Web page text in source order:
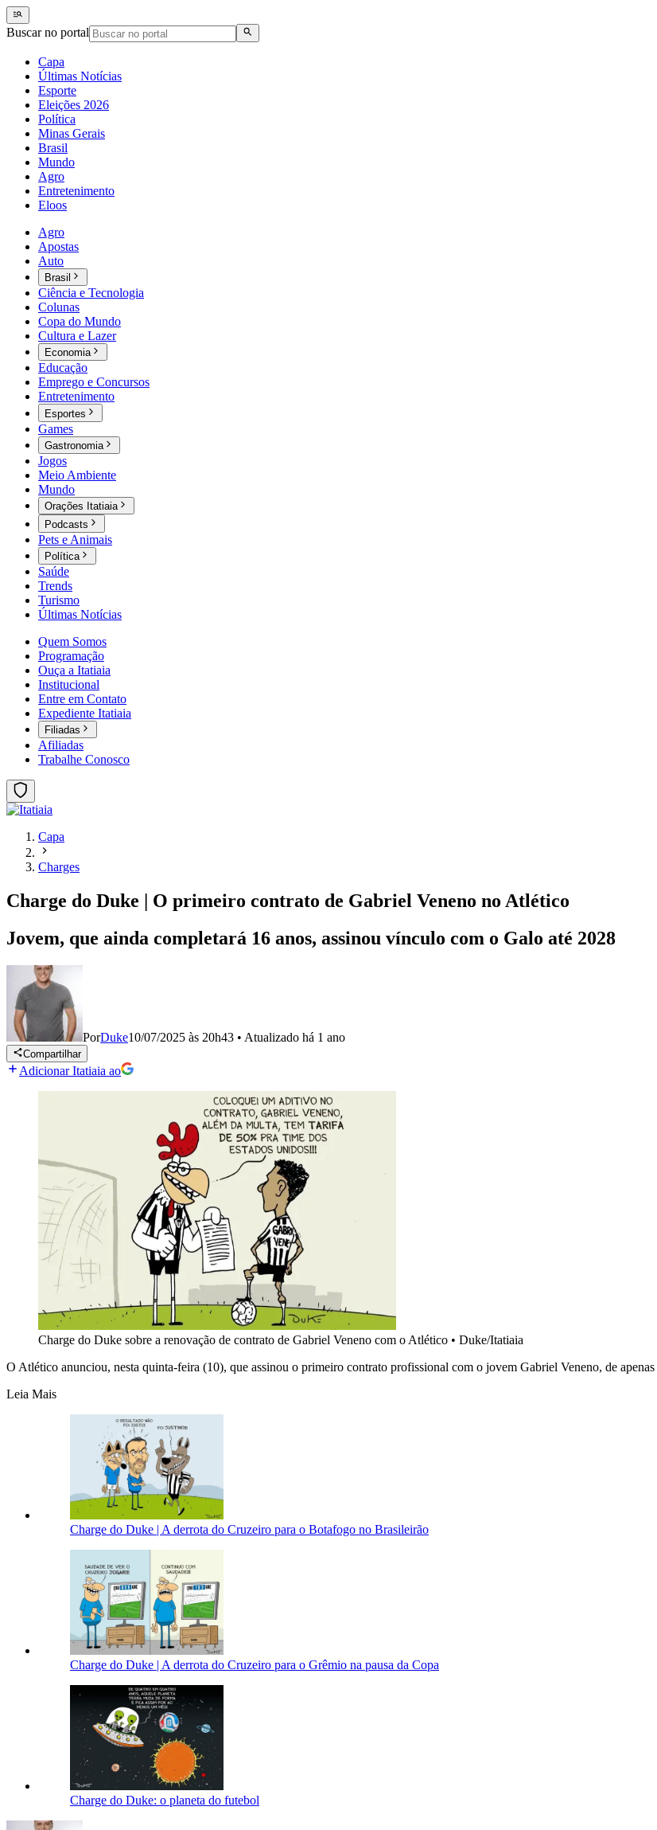
Buscar no portal
Capa
Últimas Notícias
Esporte
Eleições 2026
Política
Minas Gerais
Brasil
Mundo
Agro
Entretenimento
Eloos
Agro
Apostas
Auto
Brasil
Ciência e Tecnologia
Colunas
Copa do Mundo
Cultura e Lazer
Economia
Educação
Emprego e Concursos
Entretenimento
Esportes
Games
Gastronomia
Jogos
Meio Ambiente
Mundo
Orações Itatiaia
Podcasts
Pets e Animais
Política
Saúde
Trends
Turismo
Últimas Notícias
Quem Somos
Programação
Ouça a Itatiaia
Institucional
Entre em Contato
Expediente Itatiaia
Filiadas
Afiliadas
Trabalhe Conosco
Capa
Charges
Charge do Duke | O primeiro contrato de Gabriel Veneno no Atlético
Jovem, que ainda completará 16 anos, assinou vínculo com o Galo até 2028
PorDuke10/07/2025 às 20h43 • Atualizado há 1 ano
Compartilhar
Adicionar Itatiaia ao
Charge do Duke sobre a renovação de contrato de Gabriel Veneno com o Atlético • Duke/Itatiaia
O Atlético anunciou, nesta quinta-feira (10), que assinou o primeiro contrato profissional com o jovem Gabriel Veneno, de
Leia Mais
Charge do Duke | A derrota do Cruzeiro para o Botafogo no Brasileirão
Charge do Duke | A derrota do Cruzeiro para o Grêmio na pausa da Copa
Charge do Duke: o planeta do futebol